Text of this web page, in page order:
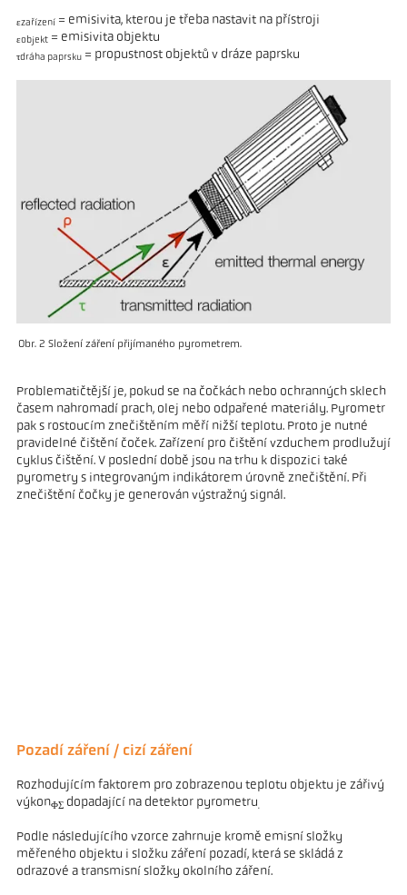
εzařízení= emisivita, kterou je třeba nastavit na přístroji
εobjekt= emisivita objektu
τdráha paprsku= propustnost objektů v dráze paprsku
Obr. 2 Složení záření přijímaného pyrometrem.
Problematičtější je, pokud se na čočkách nebo ochranných sklech
časem nahromadí prach, olej nebo odpařené materiály. Pyrometr
pak s rostoucím znečištěním měří nižší teplotu. Proto je nutné
pravidelné čištění čoček. Zařízení pro čištění vzduchem prodlužují
cyklus čištění. V poslední době jsou na trhu k dispozici také
pyrometry s integrovaným indikátorem úrovně znečištění. Při
znečištění čočky je generován výstražný signál.
Pozadí záření / cizí záření
Rozhodujícím faktorem pro zobrazenou teplotu objektu je zářivý
výkonΦΣdopadající na detektor pyrometru.
Podle následujícího vzorce zahrnuje kromě emisní složky
měřeného objektu i složku záření pozadí, která se skládá z
odrazové a transmisní složky okolního záření.